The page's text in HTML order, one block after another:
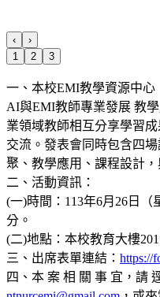
‹
›
1
2 3
一、本校EMI教學資源中
AI與EMI教師專業發展 教
業領域教師相互分享學習
交流。發表會同時包含四
聚、教學應用、課程設計，
二、活動資訊：
(一)時間：113年6月26日（
分。
(二)地點：本校教育大樓201
三、出席表單連結： https://
四、本 案 相 關 事 宜，請